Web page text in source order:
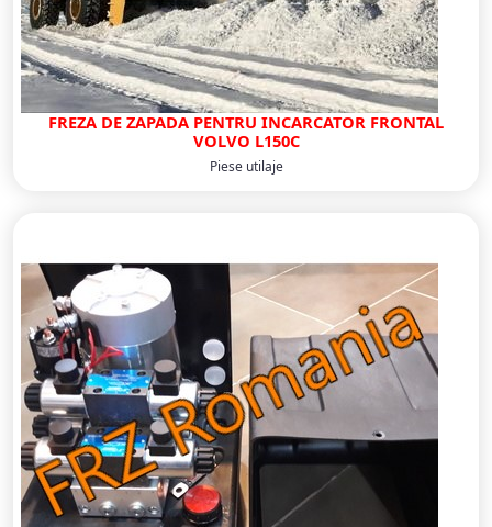
FREZA DE ZAPADA PENTRU INCARCATOR FRONTAL
VOLVO L150C
Piese utilaje